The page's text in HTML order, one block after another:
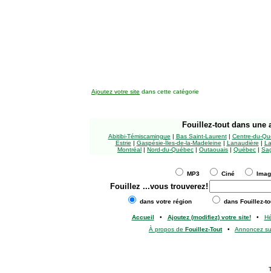
Ajoutez votre site dans cette catégorie
Fouillez-tout dans une
Abitibi-Témiscamingue | Bas Saint-Laurent| Centre-du-
Estrie | Gaspésie-Îles-de-la-Madeleine | Lanaudière |
Montréal | Nord-du-Québec | Outaouais | Québec |
MP3 Ciné
Fouillez ...vous trouverez!
dans votre région dans Fouillez-
Accueil • Ajoutez (modifiez) votre site!•
À propos de Fouillez-Tout• Annoncez